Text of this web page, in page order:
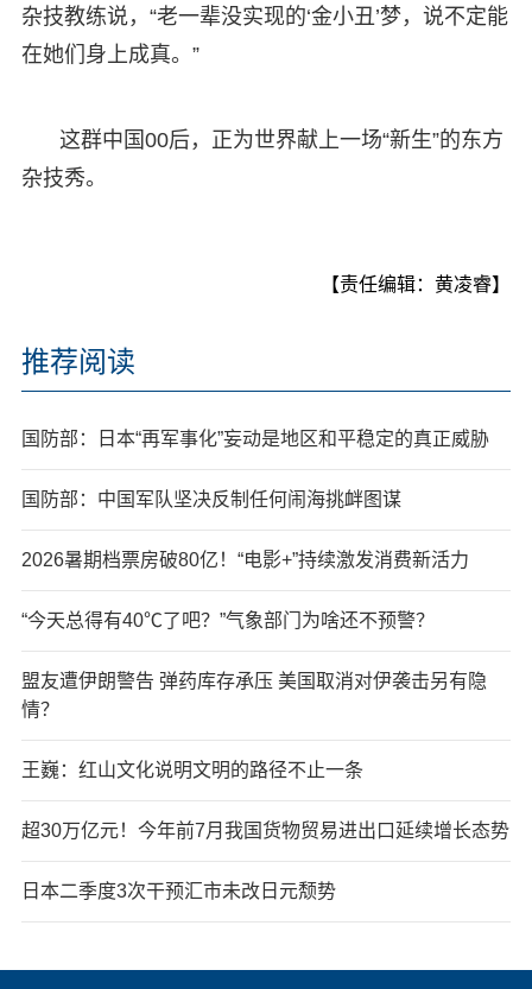
杂技教练说，“老一辈没实现的‘金小丑’梦，说不定能
在她们身上成真。”
这群中国00后，正为世界献上一场“新生”的东方
杂技秀。
【责任编辑：黄凌睿】
推荐阅读
国防部：日本“再军事化”妄动是地区和平稳定的真正威胁
国防部：中国军队坚决反制任何闹海挑衅图谋
2026暑期档票房破80亿！“电影+”持续激发消费新活力
“今天总得有40℃了吧？”气象部门为啥还不预警？
盟友遭伊朗警告 弹药库存承压 美国取消对伊袭击另有隐
情？
王巍：红山文化说明文明的路径不止一条
超30万亿元！今年前7月我国货物贸易进出口延续增长态势
日本二季度3次干预汇市未改日元颓势